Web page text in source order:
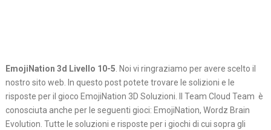
EmojiNation 3d Livello 10-5. Noi vi ringraziamo per avere scelto il
nostro sito web. In questo post potete trovare le solizioni e le
risposte per il gioco EmojiNation 3D Soluzioni. Il Team Cloud Team è
conosciuta anche per le seguenti gioci: EmojiNation, Wordz Brain
Evolution. Tutte le soluzioni e risposte per i giochi di cui sopra gli